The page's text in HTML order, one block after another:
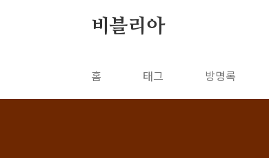
비블리아
홈 태그 방명록